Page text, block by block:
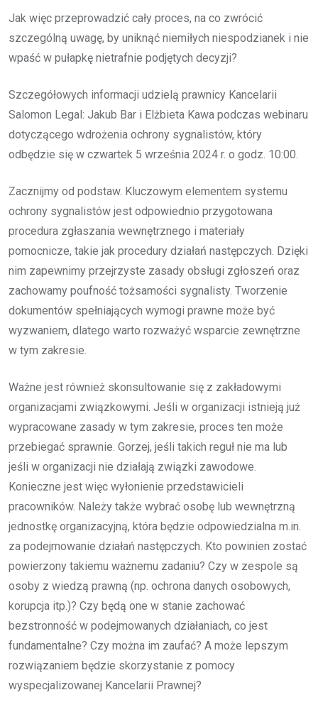
Jak więc przeprowadzić cały proces, na co zwrócić
szczególną uwagę, by uniknąć niemiłych niespodzianek i nie
wpaść w pułapkę nietrafnie podjętych decyzji?
Szczegółowych informacji udzielą prawnicy Kancelarii
Salomon Legal: Jakub Bar i Elżbieta Kawa podczas webinaru
dotyczącego wdrożenia ochrony sygnalistów, który
odbędzie się w czwartek 5 września 2024 r. o godz. 10:00.
Zacznijmy od podstaw. Kluczowym elementem systemu
ochrony sygnalistów jest odpowiednio przygotowana
procedura zgłaszania wewnętrznego i materiały
pomocnicze, takie jak procedury działań następczych. Dzięki
nim zapewnimy przejrzyste zasady obsługi zgłoszeń oraz
zachowamy poufność tożsamości sygnalisty. Tworzenie
dokumentów spełniających wymogi prawne może być
wyzwaniem, dlatego warto rozważyć wsparcie zewnętrzne
w tym zakresie.
Ważne jest również skonsultowanie się z zakładowymi
organizacjami związkowymi. Jeśli w organizacji istnieją już
wypracowane zasady w tym zakresie, proces ten może
przebiegać sprawnie. Gorzej, jeśli takich reguł nie ma lub
jeśli w organizacji nie działają związki zawodowe.
Konieczne jest więc wyłonienie przedstawicieli
pracowników. Należy także wybrać osobę lub wewnętrzną
jednostkę organizacyjną, która będzie odpowiedzialna m.in.
za podejmowanie działań następczych. Kto powinien zostać
powierzony takiemu ważnemu zadaniu? Czy w zespole są
osoby z wiedzą prawną (np. ochrona danych osobowych,
korupcja itp.)? Czy będą one w stanie zachować
bezstronność w podejmowanych działaniach, co jest
fundamentalne? Czy można im zaufać? A może lepszym
rozwiązaniem będzie skorzystanie z pomocy
wyspecjalizowanej Kancelarii Prawnej?